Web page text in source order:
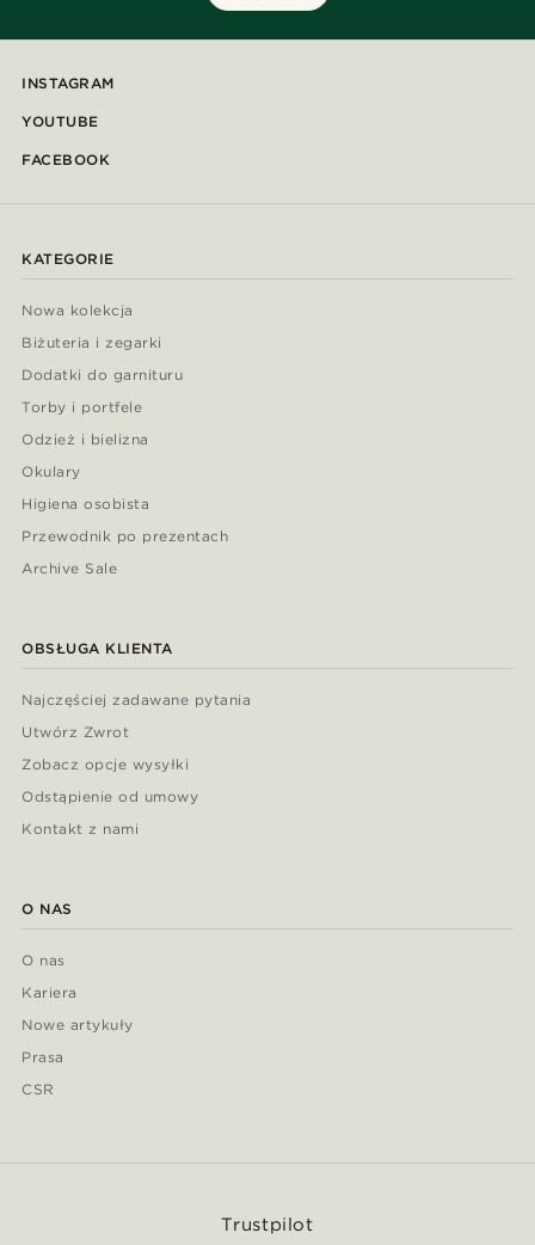
INSTAGRAM
YOUTUBE
FACEBOOK
KATEGORIE
Nowa kolekcja
Biżuteria i zegarki
Dodatki do garnituru
Torby i portfele
Odzież i bielizna
Okulary
Higiena osobista
Przewodnik po prezentach
Archive Sale
OBSŁUGA KLIENTA
Najczęściej zadawane pytania
Utwórz Zwrot
Zobacz opcje wysyłki
Odstąpienie od umowy
Kontakt z nami
O NAS
O nas
Kariera
Nowe artykuły
Prasa
CSR
Trustpilot